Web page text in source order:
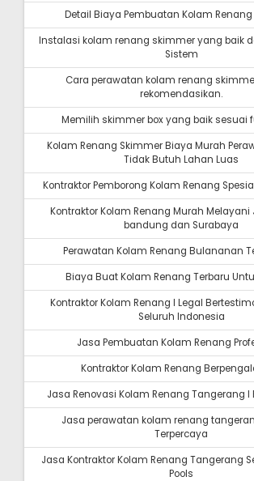
Detail Biaya Pembuatan Kolam
Instalasi kolam renang skimmer yang baik
Sistem
Cara perawatan kolam renang
rekomendasikan.
Memilih skimmer box yang baik sesuai
Kolam Renang Skimmer Biaya Murah
Tidak Butuh Lahan Luas
Kontraktor Pemborong Kolam Renang
Kontraktor Kolam Renang Murah Melayani
bandung dan Surabaya
Perawatan Kolam Renang Bulananan
Biaya Buat Kolam Renang Terbaru
Kontraktor Kolam Renang I Legal
Seluruh Indonesia
Jasa Pembuatan Kolam Renang
Kontraktor Kolam Renang
Jasa Renovasi Kolam Renang Tangerang I
Jasa perawatan kolam renang
Terpercaya
Jasa Kontraktor Kolam Renang Tangerang
Pools